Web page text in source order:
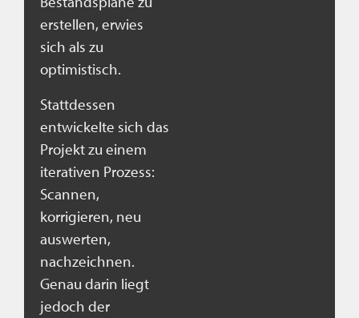
erstellen, erwies
sich als zu
optimistisch.
Stattdessen
entwickelte sich das
Projekt zu einem
iterativen Prozess:
Scannen,
korrigieren, neu
auswerten,
nachzeichnen.
Genau darin liegt
jedoch der